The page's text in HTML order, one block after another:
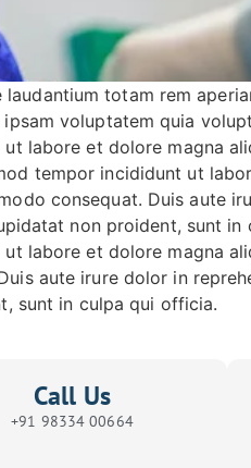
totam rem
voluptatem quia
labore et dolore magna
tempor incididunt ut
consequat. Duis aute
non proident, sunt in
labore et dolore magna
aute irure dolor in
sunt in culpa qui officia.
Call Us
+91 98334 00664